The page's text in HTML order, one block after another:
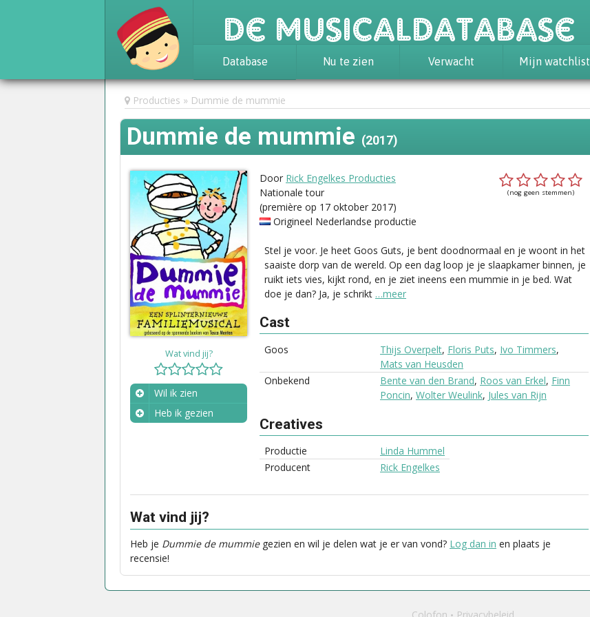
De Musicaldatabase
Database
Achtergrond
Awards
Statistieken
Nu te zien Verwacht Mijn watchlist
Producties Dummie de mummie
Dummie de mummie (2017)
Wat vind jij?
Wil ik zien
Heb ik gezien
(nog geen stemmen)
Door Rick Engelkes Producties
Nationale tour
(première op 17 oktober 2017)
Origineel Nederlandse productie
Stel je voor. Je heet Goos Guts, je bent doodnormaal en je woont in het
saaiste dorp van de wereld. Op een dag loop je je slaapkamer binnen, je
ruikt iets vies, kijkt rond, en je ziet ineens een mummie in je bed. Wat
doe je dan? Ja, je schrikt …meer
Cast
Goos Thijs Overpelt, Floris Puts, Ivo Timmers,
Mats van Heusden
Onbekend
Bente van den Brand, Roos van Erkel, Finn
Poncin, Wolter Weulink, Jules van Rijn
Creatives
Productie
Linda Hummel
Producent
Rick Engelkes
Wat vind jij?
Heb je Dummie de mummiegezien en wil je delen wat je er van vond? Log dan in en plaats je
recensie!